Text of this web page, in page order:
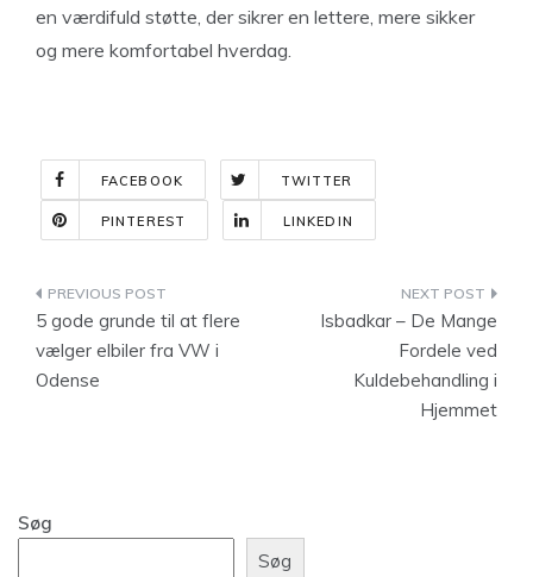
en værdifuld støtte, der sikrer en lettere, mere sikker
og mere komfortabel hverdag.
FACEBOOK TWITTER
PINTEREST LINKEDIN
Indlægsnavigation
5 gode grunde til at flere
vælger elbiler fra VW i
Odense
Isbadkar – De Mange
Fordele ved
Kuldebehandling i
Hjemmet
Søg
Søg